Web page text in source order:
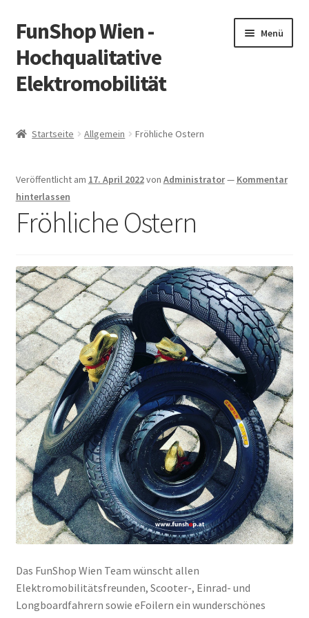
Zur
Navigation
springen
Zum
Inhalt
springen
FunShop Wien -
Hochqualitative
Elektromobilität
Menü
Vorsicht Internetbetrug
Über FunShop
Zum Onlineshop in der Web Version
Startseite Allgemein Fröhliche Ostern
Veröffentlicht am 17. April 2022von Administrator— Kommentar
hinterlassen
Fröhliche Ostern
Das FunShop Wien Team wünscht allen
Elektromobilitätsfreunden, Scooter-, Einrad- und
Longboardfahrern sowie eFoilern ein wunderschönes